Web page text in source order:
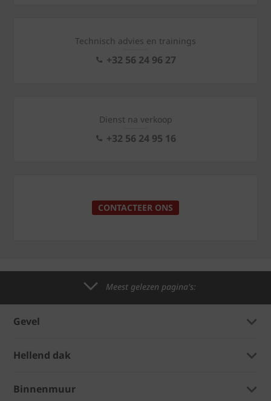
Technisch advies en trainings
+32 56 24 96 27
Dienst na verkoop
+32 56 24 95 16
CONTACTEER ONS
Meest gelezen pagina's:
Gevel
Hellend dak
Binnenmuur